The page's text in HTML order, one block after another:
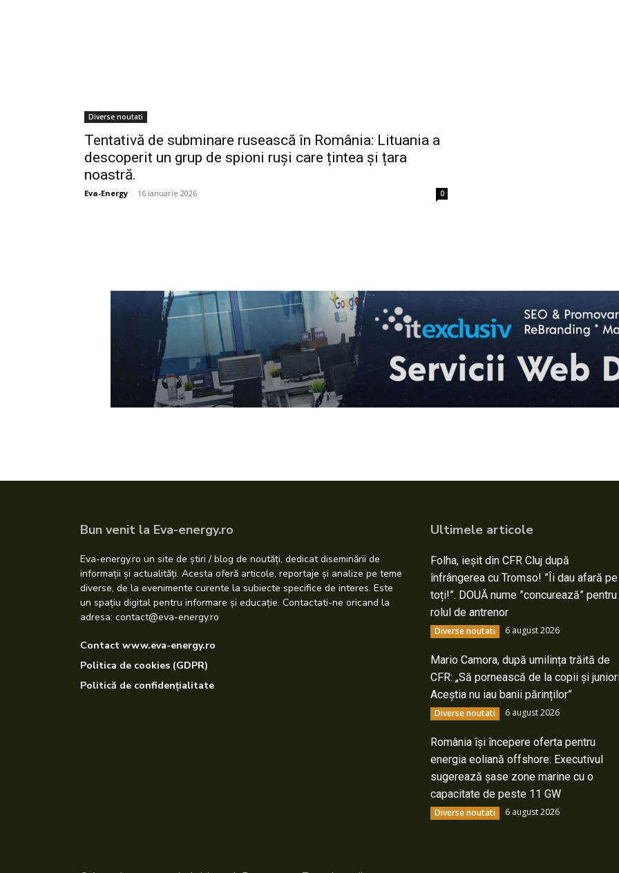
Diverse noutati
Tentativă de subminare rusească în România: Lituania a
descoperit un grup de spioni ruși care țintea și țara
noastră.
Eva-Energy - 16 ianuarie 2026 0
Bun venit la Eva-energy.ro
Eva-energy.ro un site de știri / blog de noutăți, dedicat diseminării de
informații și actualități. Acesta oferă articole, reportaje și analize pe teme
diverse, de la evenimente curente la subiecte specifice de interes. Este
un spațiu digital pentru informare și educație. Contactati-ne oricand la
adresa: contact@eva-energy.ro
Contact www.eva-energy.ro
Politica de cookies (GDPR)
Politică de confidențialitate
Ultimele articole
Folha, ieșit din CFR Cluj după
înfrângerea cu Tromso! ”Îi dau afară pe
toți!”. DOUĂ nume ”concurează” pentru
rolul de antrenor
Diverse noutati 6 august 2026
Mario Camora, după umilința trăită de
CFR: „Să pornească de la copii și
Aceștia nu iau banii părinților”
Diverse noutati 6 august 2026
România își începere oferta pentru
energia eoliană offshore: Executivul
sugerează șase zone marine cu o
capacitate de peste 11 GW
Diverse noutati 6 august 2026